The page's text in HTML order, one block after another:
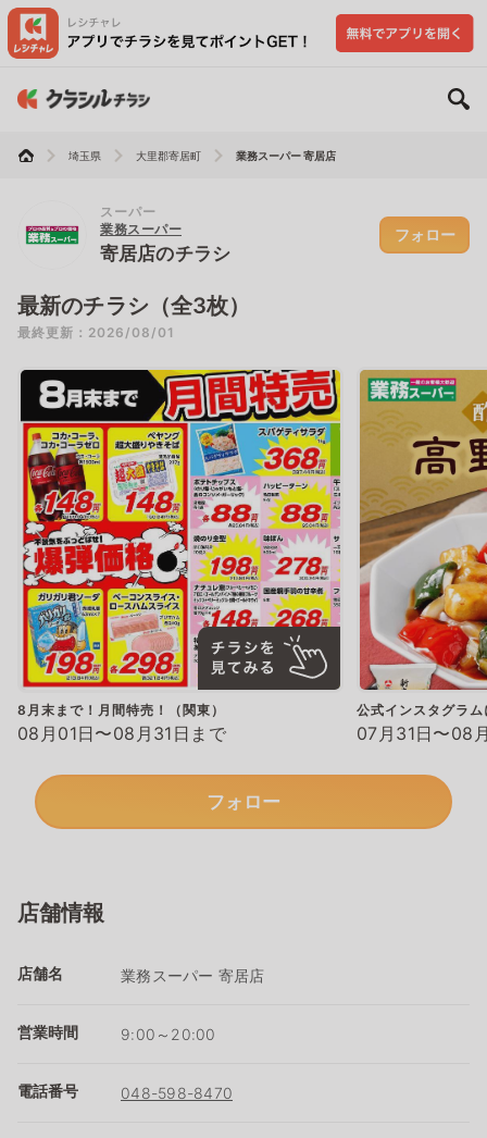
埼玉県 大里郡寄居町 業務スーパー 寄居店
スーパー
業務スーパー
寄居店のチラシ
フォロー
最新のチラシ（全3枚）
最終更新：2026/08/01
8月末まで！月間特売！（関東）
08月01日〜08月31日まで
公式インスタグラ
07月31日〜08
フォロー
店舗情報
店舗名 業務スーパー 寄居店
営業時間 9:00～20:00
電話番号 048-598-8470